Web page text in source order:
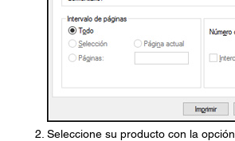
Seleccione su producto con la opción